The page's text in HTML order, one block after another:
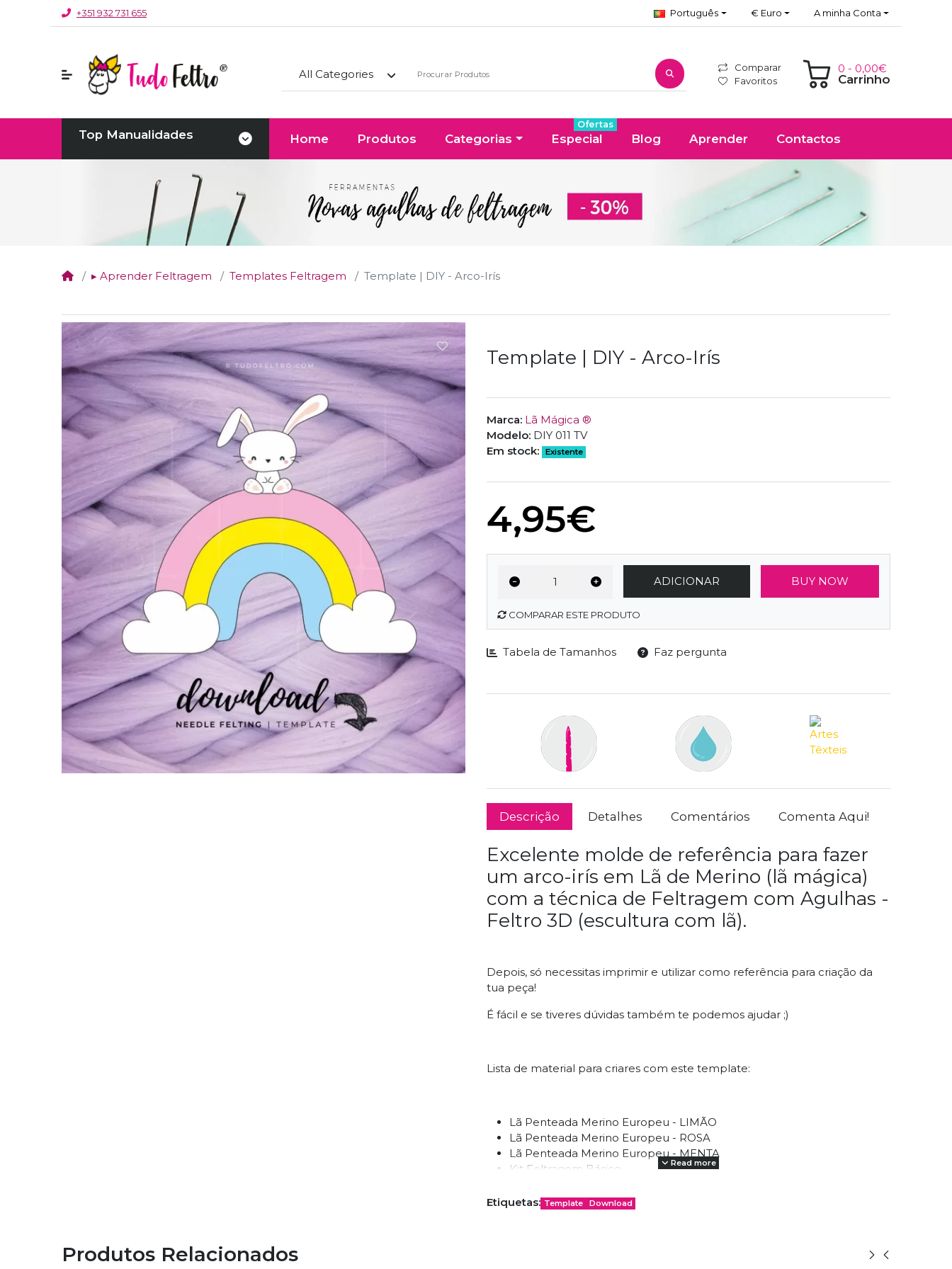
+351 932 731 655 Português € Euro A minha Conta
All Categories
Comparar
Favoritos
Carrinho
0 - 0,00€
Top Manualidades Home Produtos Categorias Especial
Ofertas
Blog Aprender Contactos
▸ Aprender Feltragem Templates Feltragem Template | DIY - Arco-Irís
Template | DIY - Arco-Irís
Marca: Lã Mágica ®
Modelo: DIY 011 TV
Em stock:
Existente
4,95€
ADICIONAR BUY NOW
COMPARAR ESTE PRODUTO
Tabela de Tamanhos Faz pergunta
Descrição Detalhes Comentários Comenta Aqui!
Excelente molde de referência para fazer
um arco-irís em Lã de Merino (lã mágica)
com a técnica de Feltragem com Agulhas -
Feltro 3D (escultura com lã).
Depois, só necessitas imprimir e utilizar como referência para criação da
tua peça!
É fácil e se tiveres dúvidas também te podemos ajudar ;)
Lista de material para criares com este template:
Lã Penteada Merino Europeu - LIMÃO
Lã Penteada Merino Europeu - ROSA
Lã Penteada Merino Europeu - MENTA
Kit Feltragem Básico
Read more
Etiquetas: Template Download
Produtos Relacionados